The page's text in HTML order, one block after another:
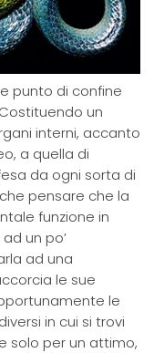
punto di confine
un
interni, accanto
a quella di
da ogni sorta di
pensare che la
funzione in
un po’
ad una
le sue
le
in cui si trovi
solo per un attimo,